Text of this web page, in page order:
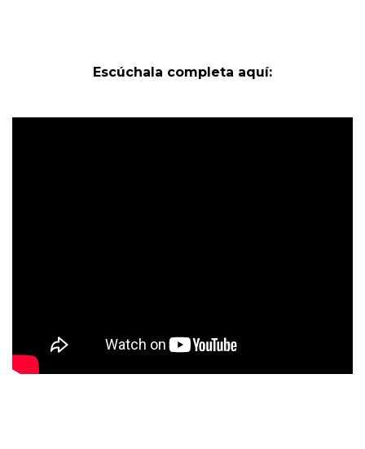
Escúchala completa aquí: